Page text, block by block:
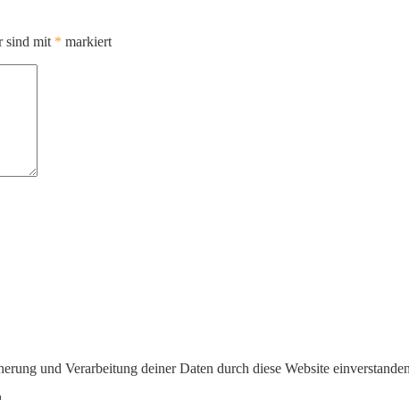
sind mit * markiert
und Verarbeitung deiner Daten durch diese Website